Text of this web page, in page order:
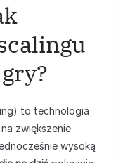
to technologia
zwiększenie
wysoką